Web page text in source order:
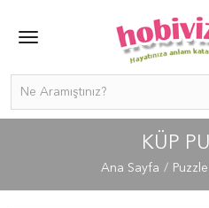
KÜP
Ana Sayfa Puzzle